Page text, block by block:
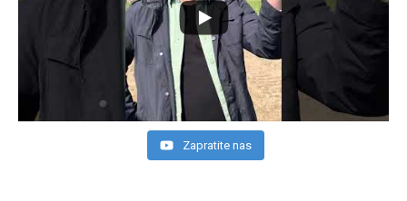
Zapratite nas